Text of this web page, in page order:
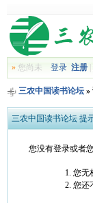
»您尚未 登录 注册|
三农中国读书论坛»
三农中国读书论坛 提
您没有登录或者
您无
您还